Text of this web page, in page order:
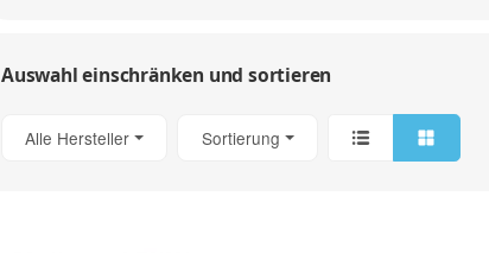
Auswahl einschränken und sortieren
Alle Hersteller Sortierung